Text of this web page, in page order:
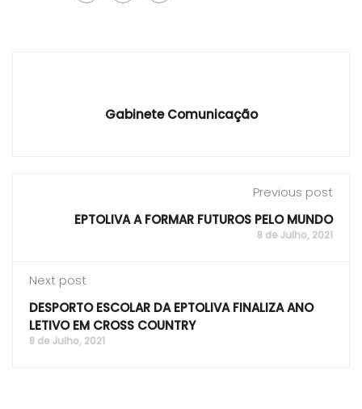
Gabinete Comunicação
Previous post
EPTOLIVA A FORMAR FUTUROS PELO MUNDO
8 de Julho, 2021
Next post
DESPORTO ESCOLAR DA EPTOLIVA FINALIZA ANO
LETIVO EM CROSS COUNTRY
8 de Julho, 2021